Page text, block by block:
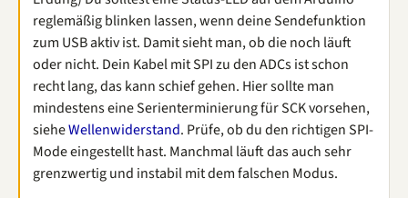
reglemäßig blinken lassen, wenn deine Sendefunktion
zum USB aktiv ist. Damit sieht man, ob die noch läuft
oder nicht. Dein Kabel mit SPI zu den ADCs ist schon
recht lang, das kann schief gehen. Hier sollte man
mindestens eine Serienterminierung für SCK vorsehen,
sieheWellenwiderstand. Prüfe, ob du den richtigen SPI-
Mode eingestellt hast. Manchmal läuft das auch sehr
grenzwertig und instabil mit dem falschen Modus.